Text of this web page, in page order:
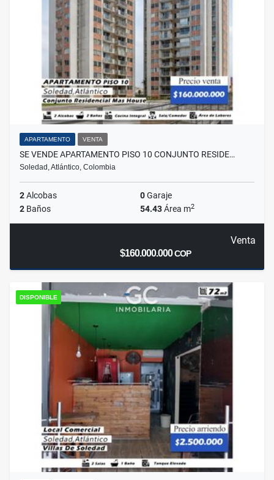
APARTAMENTO VENTA
SE VENDE APARTAMENTO PISO 10 CONJUNTO RESIDE…
Soledad, Atlántico, Colombia
2Alcobas 0Garaje
2 Baños 54.43Área m2
Venta
$160.000.000COP
DISPONIBLE